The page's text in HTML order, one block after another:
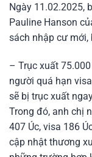
Ngày 11.02.2025,
Pauline Hanson
sách nhập cư mới,
– Trục xuất
người quá hạn
sẽ bị trục xuất
Trong đó, anh chị
407 Úc, visa 186
cập nhật thương